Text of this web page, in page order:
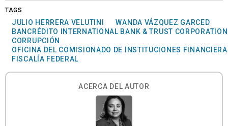
TAGS
JULIO HERRERA VELUTINI
WANDA VÁZQUEZ GARCED
BANCRÉDITO INTERNATIONAL BANK & TRUST CORPORATION
CORRUPCIÓN
OFICINA DEL COMISIONADO DE INSTITUCIONES
FISCALÍA FEDERAL
ACERCA DEL AUTOR